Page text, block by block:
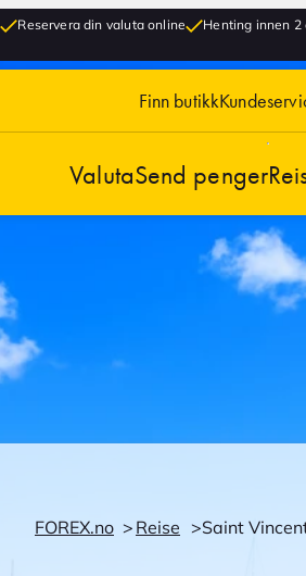
Reservera din valuta online Henting innen 2
Finn butikk
ValutaSend penger
FOREX.no Reise Saint